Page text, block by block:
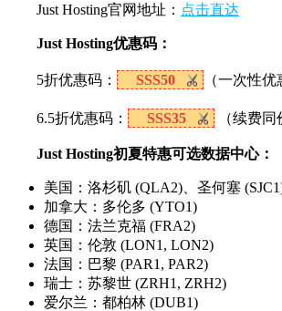
Just Hosting官网地址： 点击直达
Just Hosting优惠码：
5折优惠码： SSS50 （一次性优
6.5折优惠码： SSS35 （续费同
Just Hosting初夏特惠可选数据中心：
美国：洛杉矶 (QLA2)、圣何塞
加拿大：多伦多 (YTO1)
德国：法兰克福 (FRA2)
英国：伦敦 (LON1, LON2)
法国：巴黎 (PAR1, PAR2)
瑞士：苏黎世 (ZRH1, ZRH2)
爱尔兰：都柏林 (DUB1)